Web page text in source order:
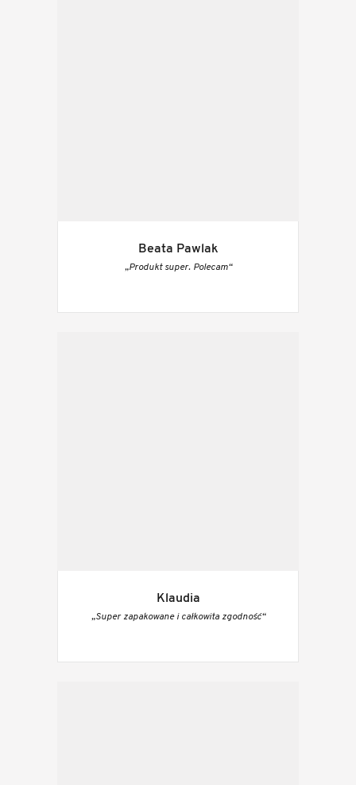
Beata Pawlak
„Produkt super. Polecam“
Klaudia
„Super zapakowane i całkowita zgodność“